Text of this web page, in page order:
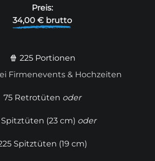
Preis:
34,00 € brutto
🍿 225 Portionen
Firmenevents & Hochzeiten
75 Retrotüten oder
(23 cm) oder
Spitztüten (19 cm)